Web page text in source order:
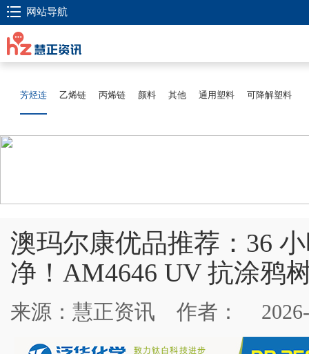
网站导航
芳烃连 乙烯链 丙烯链 颜料 其他 通用塑料 可降解塑料
澳玛尔康优品推荐：36
净！AM4646 UV 抗涂鸦
来源：慧正资讯 作者：